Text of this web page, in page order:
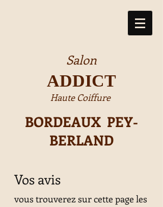
Salon
ADDICT
Haute Coiffure
BORDEAUX PEY-
BERLAND
Vos avis
vous trouverez sur cette page les